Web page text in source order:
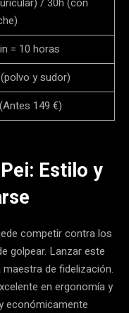
= 10 horas
y sudor)
149 €)
Estilo y
competir contra los
golpear. Lanzar este
de fidelización.
en ergonomía y
económicamente